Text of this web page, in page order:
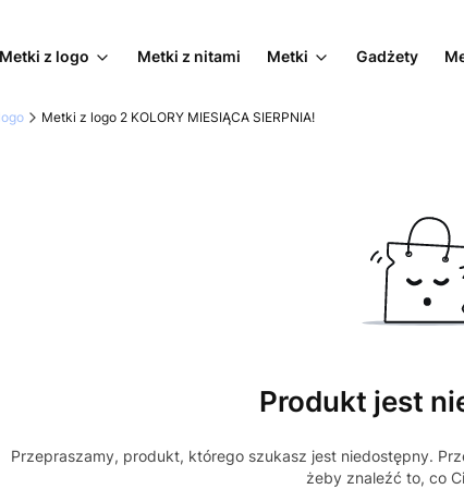
Metki z logo Metki z nitami Metki Gadżety
Metki z logo 2 KOLORY MIESIĄCA SIERPNIA!
Produkt jest
Przepraszamy, produkt, którego szukasz jest niedostępny.
żeby znaleźć to, co